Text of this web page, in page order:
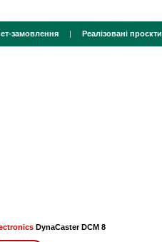
замовлення | Реалізовані проєкти
DynaCaster DCM 8